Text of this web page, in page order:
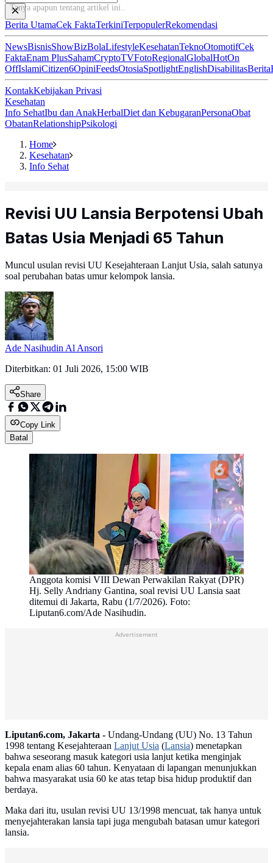
Tanya apapun tentang artikel i
Berita UtamaCek FaktaTerkiniTerpopulerRekomendasi
NewsBisnisShowBizBolaLifestyleKesehatanTeknoOtomotifCek
FaktaEnam PlusSahamCryptoTVFotoRegionalGlobalHotOn
OffIslamiCitizen6OpiniFeedsOtosiaSpotlightEnglishDisabilitasBerita
KontakKebijakan Privasi
Kesehatan
Info SehatIbu dan AnakHerbalDiet dan KebugaranPersonaObat
ObatanRelationshipPsikologi
Home
Kesehatan
Info Sehat
Revisi UU Lansia Berpotensi Ubah
Batas Usia Menjadi 65 Tahun
Muncul usulan revisi UU Kesejahteraan Lanjut Usia, salah satunya
soal perubahan batas umur kelompok lansia.
Ade Nasihudin Al Ansori
Diterbitkan: 01 Juli 2026, 15:00 WIB
Share
Copy Link
Batal
Anggota komisi VIII Dewan Perwakilan Rakyat (DPR)
Hj. Selly Andriany Gantina, soal revisi UU Lansia saat
ditemui di Jakarta, Rabu (1/7/2026). Foto:
Liputan6.com/Ade Nasihudin.
Advertisement
Liputan6.com, Jakarta - Undang-Undang (UU) No. 13 Tahun
1998 tentang Kesejahteraan Lanjut Usia (Lansia) menetapkan
bahwa seseorang masuk kategori usia lanjut ketika menginjak
kepala enam alias 60 tahun. Kenyataan di lapangan menunjukkan
bahwa masyarakat usia 60 ke atas tetap bisa hidup produktif dan
berdaya.
Maka dari itu, usulan revisi UU 13/1998 mencuat, tak hanya untuk
menyejahterakan lansia tapi juga mengubah batasan umur kategori
lansia.